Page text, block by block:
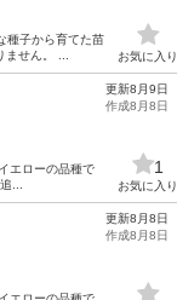
種子から育てた苗
せん。 ...
お気に入り
エローの品種で
...
更新8月9日
作成8月8日
1
お気に入り
更新8月8日
作成8月8日